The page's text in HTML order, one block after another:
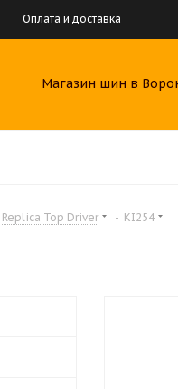
Оплата и доставка
Магазин шин в
Replica Top Driver - KI254